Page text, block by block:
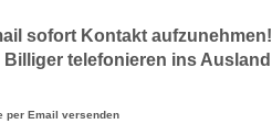
sofort Kontakt aufzunehmen!
Billiger telefonieren ins Ausland
per Email versenden